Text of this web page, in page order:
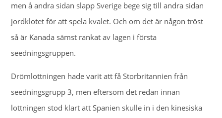
men å andra sidan slapp Sverige bege sig till andra sidan
jordklotet för att spela kvalet. Och om det är någon tröst
så är Kanada sämst rankat av lagen i första
seedningsgruppen.
Drömlottningen hade varit att få Storbritannien från
seedningsgrupp 3, men eftersom det redan innan
lottningen stod klart att Spanien skulle in i den kinesiska